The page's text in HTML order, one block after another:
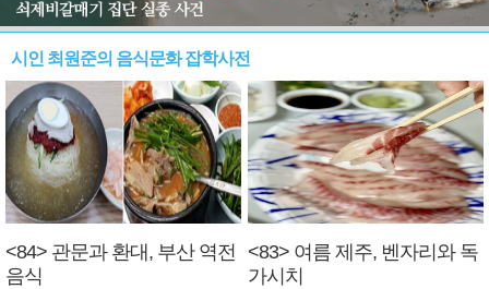
시인 최원준의 음식문화 잡학사전
<84> 관문과 환대, 부산 역전
음식
<83> 여름 제주, 벤자리와 독
가시치